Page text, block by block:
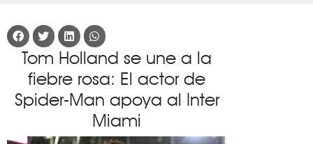
Tom Holland se une a la
fiebre rosa: El actor de
Spider-Man apoya al Inter
Miami